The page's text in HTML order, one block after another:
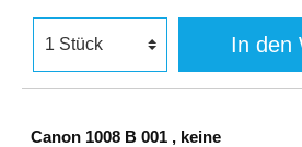
In den
Canon 1008 B 001 , keine